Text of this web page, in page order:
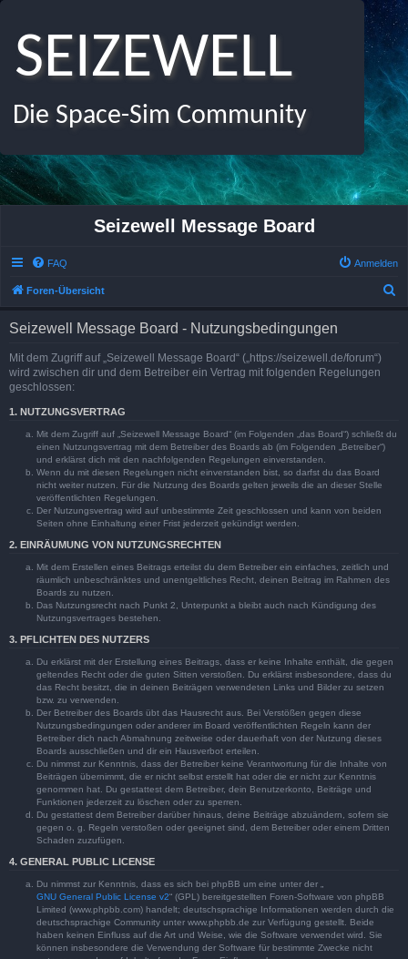
SEIZEWELL
Die Space-Sim Community
Seizewell Message Board
FAQ Anmelden
Foren-Übersicht
Seizewell Message Board - Nutzungsbedingungen
Mit dem Zugriff auf „Seizewell Message Board“ („https://seizewell.de/forum“)
wird zwischen dir und dem Betreiber ein Vertrag mit folgenden Regelungen
geschlossen:
1. NUTZUNGSVERTRAG
Mit dem Zugriff auf „Seizewell Message Board“ (im Folgenden „das Board“) schließt du
einen Nutzungsvertrag mit dem Betreiber des Boards ab (im Folgenden „Betreiber“)
und erklärst dich mit den nachfolgenden Regelungen einverstanden.
Wenn du mit diesen Regelungen nicht einverstanden bist, so darfst du das Board
nicht weiter nutzen. Für die Nutzung des Boards gelten jeweils die an dieser Stelle
veröffentlichten Regelungen.
Der Nutzungsvertrag wird auf unbestimmte Zeit geschlossen und kann von beiden
Seiten ohne Einhaltung einer Frist jederzeit gekündigt werden.
2. EINRÄUMUNG VON NUTZUNGSRECHTEN
Mit dem Erstellen eines Beitrags erteilst du dem Betreiber ein einfaches, zeitlich und
räumlich unbeschränktes und unentgeltliches Recht, deinen Beitrag im Rahmen des
Boards zu nutzen.
Das Nutzungsrecht nach Punkt 2, Unterpunkt a bleibt auch nach Kündigung des
Nutzungsvertrages bestehen.
3. PFLICHTEN DES NUTZERS
Du erklärst mit der Erstellung eines Beitrags, dass er keine Inhalte enthält, die gegen
geltendes Recht oder die guten Sitten verstoßen. Du erklärst insbesondere, dass du
das Recht besitzt, die in deinen Beiträgen verwendeten Links und Bilder zu setzen
bzw. zu verwenden.
Der Betreiber des Boards übt das Hausrecht aus. Bei Verstößen gegen diese
Nutzungsbedingungen oder anderer im Board veröffentlichten Regeln kann der
Betreiber dich nach Abmahnung zeitweise oder dauerhaft von der Nutzung dieses
Boards ausschließen und dir ein Hausverbot erteilen.
Du nimmst zur Kenntnis, dass der Betreiber keine Verantwortung für die Inhalte von
Beiträgen übernimmt, die er nicht selbst erstellt hat oder die er nicht zur Kenntnis
genommen hat. Du gestattest dem Betreiber, dein Benutzerkonto, Beiträge und
Funktionen jederzeit zu löschen oder zu sperren.
Du gestattest dem Betreiber darüber hinaus, deine Beiträge abzuändern, sofern sie
gegen o. g. Regeln verstoßen oder geeignet sind, dem Betreiber oder einem Dritten
Schaden zuzufügen.
4. GENERAL PUBLIC LICENSE
Du nimmst zur Kenntnis, dass es sich bei phpBB um eine unter der „
GNU General Public License v2“ (GPL) bereitgestellten Foren-Software von phpBB
Limited (www.phpbb.com) handelt; deutschsprachige Informationen werden durch die
deutschsprachige Community unter www.phpbb.de zur Verfügung gestellt. Beide
haben keinen Einfluss auf die Art und Weise, wie die Software verwendet wird. Sie
können insbesondere die Verwendung der Software für bestimmte Zwecke nicht